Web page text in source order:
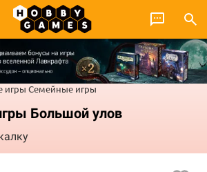
игры Семейные игры
Большой улов